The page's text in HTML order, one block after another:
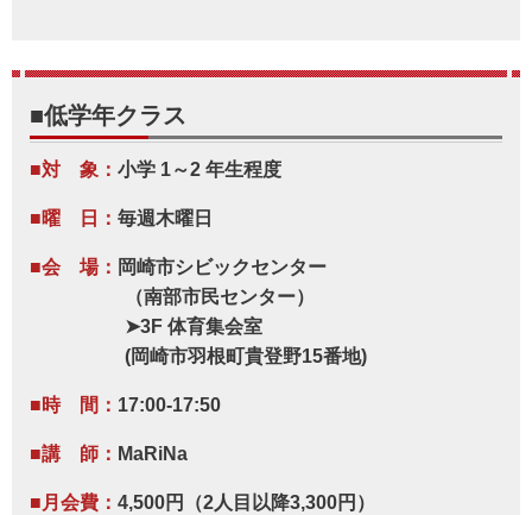
■低学年クラス
■対 象： 小学 1～2 年生程度
■曜 日： 毎週木曜日
■会 場： 岡崎市シビックセンター
（南部市民センター）
➤3F 体育集会室
(岡崎市羽根町貴登野15番地)
■時 間： 17:00-17:50
■講 師： MaRiNa
■月会費： 4,500円（2人目以降3,300円）